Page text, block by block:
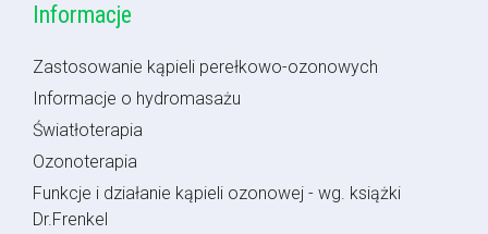
Informacje
Zastosowanie kąpieli perełkowo-ozonowych
Informacje o hydromasażu
Światłoterapia
Ozonoterapia
Funkcje i działanie kąpieli ozonowej - wg. książki
Dr.Frenkel